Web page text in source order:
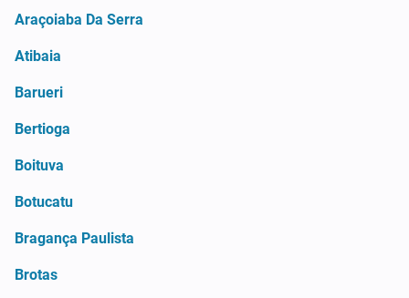
Araçoiaba Da Serra
Atibaia
Barueri
Bertioga
Boituva
Botucatu
Bragança Paulista
Brotas